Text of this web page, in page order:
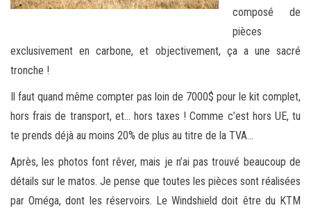
composé de
pièces
exclusivement en carbone, et objectivement, ça a une sacré
tronche !
Il faut quand même compter pas loin de 7000$ pour le kit complet,
hors frais de transport, et… hors taxes ! Comme c’est hors UE, tu
te prends déjà au moins 20% de plus au titre de la TVA…
Après, les photos font rêver, mais je n’ai pas trouvé beaucoup de
détails sur le matos. Je pense que toutes les pièces sont réalisées
par Oméga, dont les réservoirs. Le Windshield doit être du KTM